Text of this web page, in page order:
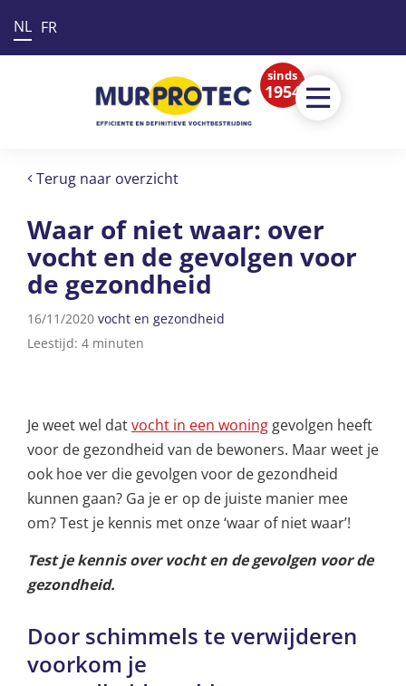
NL FR
sinds
1954
Terug naar overzicht
Waar of niet waar: over
vocht en de gevolgen voor
de gezondheid
16/11/2020 vocht en gezondheid
Leestijd: 4 minuten
Je weet wel datvocht in een woning gevolgen heeft
voor de gezondheid van de bewoners. Maar weet je
ook hoe ver die gevolgen voor de gezondheid
kunnen gaan? Ga je er op de juiste manier mee
om? Test je kennis met onze ‘waar of niet waar’!
Test je kennis over vocht en de gevolgen voor de
gezondheid.
Door schimmels te verwijderen
voorkom je